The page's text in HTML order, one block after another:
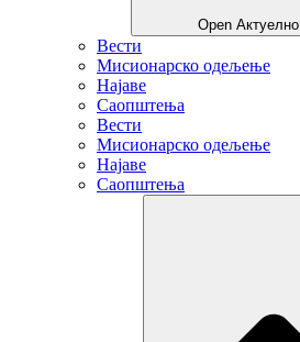
Open Актуелно
Вести
Мисионарско одељење
Најаве
Саопштења
Вести
Мисионарско одељење
Најаве
Саопштења